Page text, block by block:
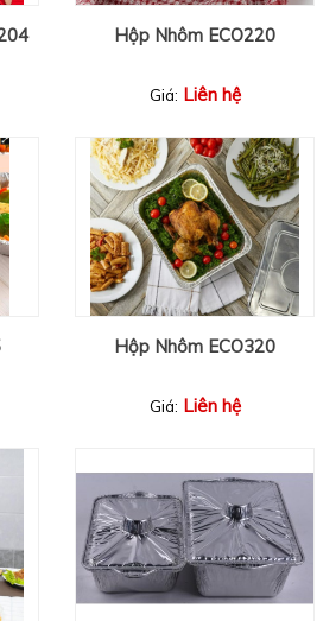
Hộp Nhôm ECO220
Giá: Liên hệ
Hộp Nhôm ECO320
Giá: Liên hệ